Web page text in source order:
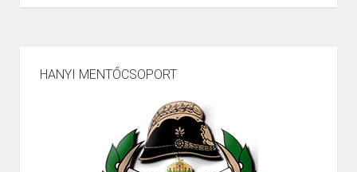
HANYI MENTŐCSOPORT